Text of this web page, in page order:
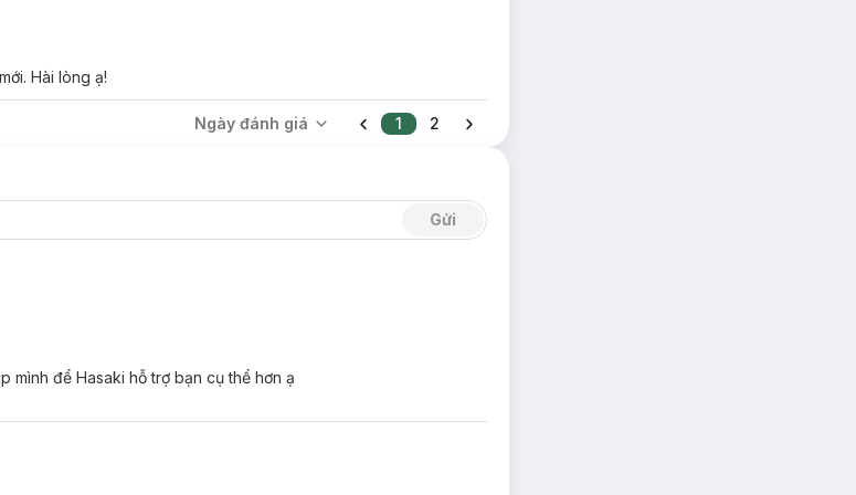
Hài lòng ạ!
Ngày đánh giá 1 2
Gửi
mình để Hasaki hỗ trợ bạn cụ thể hơn ạ